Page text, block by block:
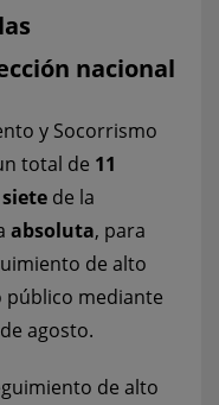
nacional
y Socorrismo
total de 11
siete de la
absoluta, para
de alto
público mediante
agosto.
de alto